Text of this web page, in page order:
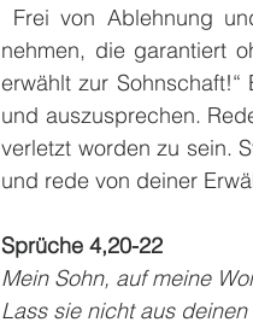
nehmen, die garantiert
erwählt zur
und auszusprechen.
verletzt worden zu sein.
und rede von deiner
Sprüche 4,20-22
Mein Sohn, auf meine
Lass sie nicht aus